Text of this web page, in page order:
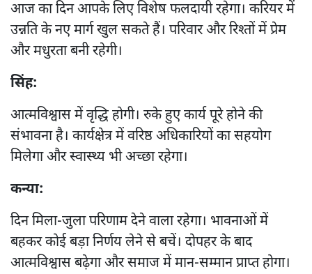
आज का दिन आपके लिए विशेष फलदायी रहेगा। करियर में
उन्नति के नए मार्ग खुल सकते हैं। परिवार और रिश्तों में प्रेम
और मधुरता बनी रहेगी।
सिंह:
आत्मविश्वास में वृद्धि होगी। रुके हुए कार्य पूरे होने की
संभावना है। कार्यक्षेत्र में वरिष्ठ अधिकारियों का सहयोग
मिलेगा और स्वास्थ्य भी अच्छा रहेगा।
कन्या:
दिन मिला-जुला परिणाम देने वाला रहेगा। भावनाओं में
बहकर कोई बड़ा निर्णय लेने से बचें। दोपहर के बाद
आत्मविश्वास बढ़ेगा और समाज में मान-सम्मान प्राप्त होगा।